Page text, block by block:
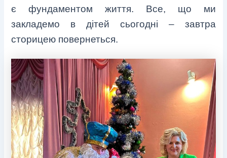
є фундаментом життя. Все, що ми
закладемо в дітей сьогодні – завтра
сторицею повернеться.